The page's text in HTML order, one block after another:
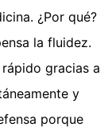
¿Por qué?
la fluidez.
gracias a
y
porque